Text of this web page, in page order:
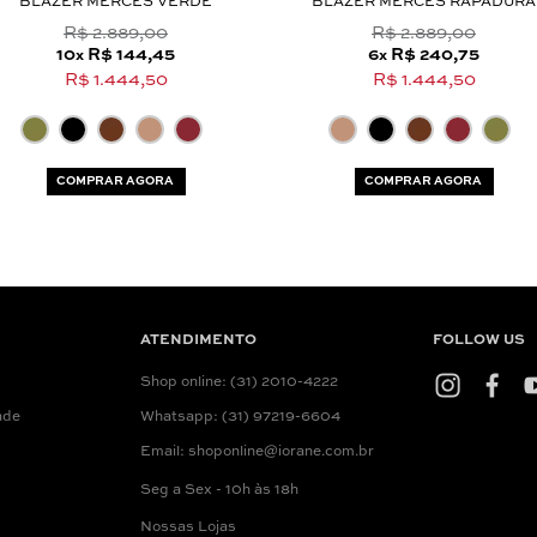
R$ 2.889,00
10x R$ 144,45
R$ 1.444,50
COMPRAR AGORA
R$ 2.889,00
6x R$ 240,75
R$ 1.444,50
COMPRAR AGORA
ATENDIMENTO
Shop online: (31) 2010-4222
Whatsapp: (31) 97219-6604
Email: shoponline@iorane.com.br
Seg a Sex - 10h às 18h
Nossas Lojas
FOLLOW US